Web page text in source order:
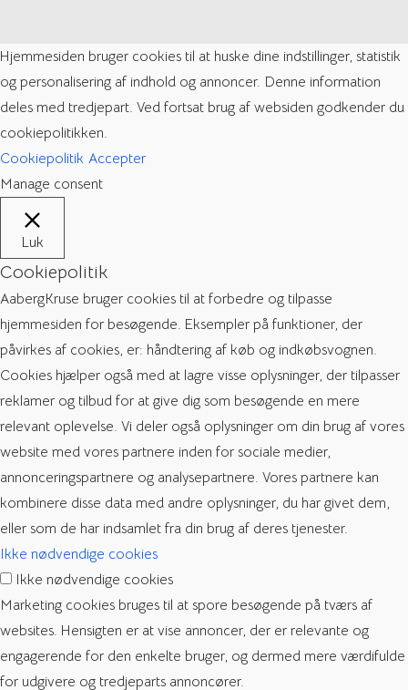
Hjemmesiden bruger cookies til at huske dine indstillinger, statistik
og personalisering af indhold og annoncer. Denne information
deles med tredjepart. Ved fortsat brug af websiden godkender du
cookiepolitikken.
Cookiepolitik Accepter
Manage consent
Luk
Cookiepolitik
AabergKruse bruger cookies til at forbedre og tilpasse
hjemmesiden for besøgende. Eksempler på funktioner, der
påvirkes af cookies, er: håndtering af køb og indkøbsvognen.
Cookies hjælper også med at lagre visse oplysninger, der tilpasser
reklamer og tilbud for at give dig som besøgende en mere
relevant oplevelse. Vi deler også oplysninger om din brug af vores
website med vores partnere inden for sociale medier,
annonceringspartnere og analysepartnere. Vores partnere kan
kombinere disse data med andre oplysninger, du har givet dem,
eller som de har indsamlet fra din brug af deres tjenester.
Ikke nødvendige cookies
Ikke nødvendige cookies
Marketing cookies bruges til at spore besøgende på tværs af
websites. Hensigten er at vise annoncer, der er relevante og
engagerende for den enkelte bruger, og dermed mere værdifulde
for udgivere og tredjeparts annoncører.